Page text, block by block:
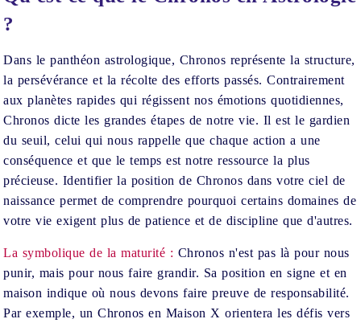
?
Dans le panthéon astrologique, Chronos représente la structure,
la persévérance et la récolte des efforts passés. Contrairement
aux planètes rapides qui régissent nos émotions quotidiennes,
Chronos dicte les grandes étapes de notre vie. Il est le gardien
du seuil, celui qui nous rappelle que chaque action a une
conséquence et que le temps est notre ressource la plus
précieuse. Identifier la position de Chronos dans votre ciel de
naissance permet de comprendre pourquoi certains domaines de
votre vie exigent plus de patience et de discipline que d'autres.
La symbolique de la maturité : Chronos n'est pas là pour nous
punir, mais pour nous faire grandir. Sa position en signe et en
maison indique où nous devons faire preuve de responsabilité.
Par exemple, un Chronos en Maison X orientera les défis vers